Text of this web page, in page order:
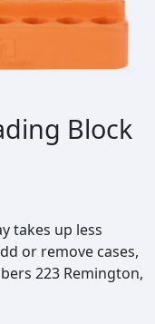
Block
takes up less
or remove cases,
223 Remington,